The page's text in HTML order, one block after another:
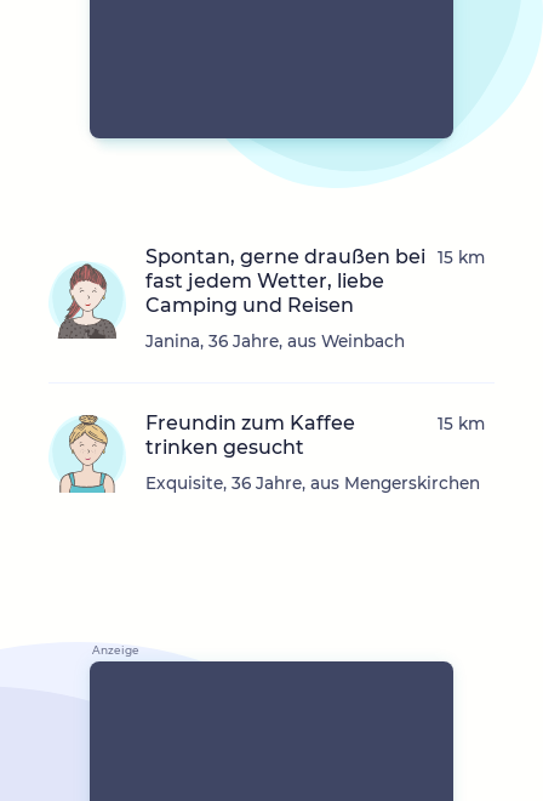
Spontan, gerne draußen bei
fast jedem Wetter, liebe
Camping und Reisen
Janina, 36 Jahre, aus Weinbach
15 km
Freundin zum Kaffee
trinken gesucht
Exquisite, 36 Jahre, aus Mengerskirchen
15 km